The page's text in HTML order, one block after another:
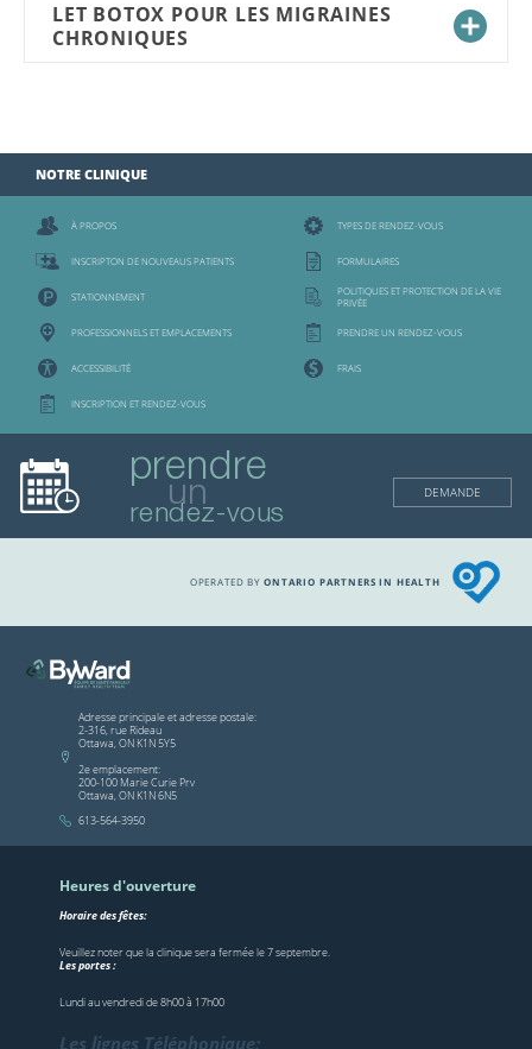
LET BOTOX POUR LES MIGRAINES
CHRONIQUES
NOTRE CLINIQUE
À PROPOS TYPES DE RENDEZ-VOUS
INSCRIPTON DE NOUVEAUS PATIENTS FORMULAIRES
STATIONNEMENT
POLITIQUES ET PROTECTION DE LA VIE
PRIVÉE
PROFESSIONNELS ET EMPLACEMENTS PRENDRE UN RENDEZ-VOUS
ACCESSIBILITÉ FRAIS
INSCRIPTION ET RENDEZ-VOUS
prendre
un
rendez-vous
DEMANDE
OPERATED BY ONTARIO PARTNERS IN HEALTH
Adresse principale et adresse postale:
2-316, rue Rideau
Ottawa, ON K1N 5Y5
2e emplacement:
200-100 Marie Curie Prv
Ottawa, ON K1N 6N5
613-564-3950
Heures d'ouverture
Horaire des fêtes:
Veuillez noter que la clinique sera fermée le 7 septembre.
Les portes :
Lundi au vendredi de 8h00 à 17h00
Les lignes Téléphonique: